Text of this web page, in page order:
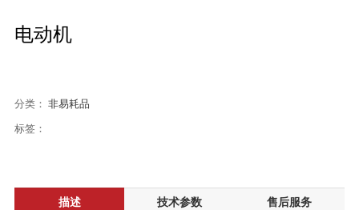
电动机
分类： 非易耗品
标签：
描述 技术参数 售后服务